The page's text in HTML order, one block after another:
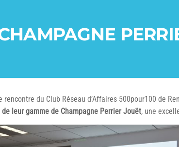
du Club Réseau d’Affaires 500pour100 de
leur gamme de Champagne Perrier Jouët, une